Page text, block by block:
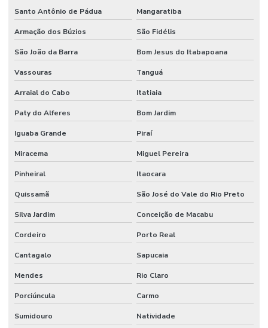
Santo Antônio de Pádua Mangaratiba
Armação dos Búzios São Fidélis
São João da Barra Bom Jesus do Itabapoana
Vassouras Tanguá
Arraial do Cabo Itatiaia
Paty do Alferes Bom Jardim
Iguaba Grande Piraí
Miracema Miguel Pereira
Pinheiral Itaocara
Quissamã São José do Vale do Rio Preto
Silva Jardim Conceição de Macabu
Cordeiro Porto Real
Cantagalo Sapucaia
Mendes Rio Claro
Porciúncula Carmo
Sumidouro Natividade